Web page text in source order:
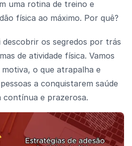
uma rotina de treino e
física ao máximo. Por quê?
os segredos por trás
de atividade física. Vamos
o que atrapalha e
a conquistarem saúde
e prazerosa.